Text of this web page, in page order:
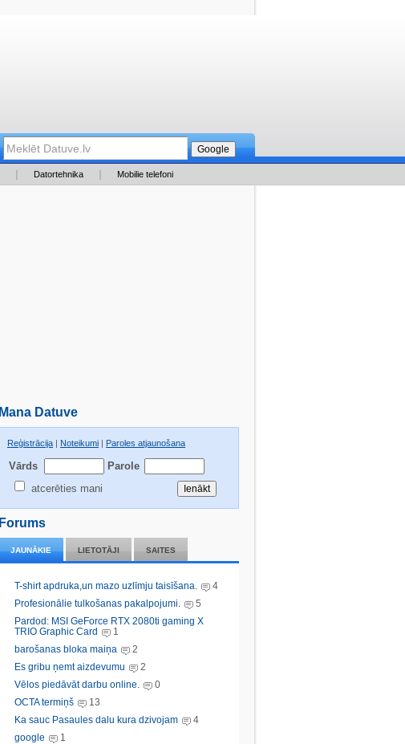
Datortehnika Mobilie telefoni
Mana Datuve
Reģistrācija | Noteikumi | Paroles atjaunošana
Vārds
Parole
atcerēties mani
Forums
JAUNĀKIE LIETOTĀJI SAITES
T-shirt apdruka,un mazo uzlīmju taisīšana.
4
Profesionālie tulkošanas pakalpojumi.
5
Pardod: MSI GeForce RTX 2080ti gaming X
TRIO Graphic Card
1
barošanas bloka maiņa
2
Es gribu ņemt aizdevumu
2
Vēlos piedāvāt darbu online.
0
OCTA termiņš
13
Ka sauc Pasaules dalu kura dzivojam
4
google
1